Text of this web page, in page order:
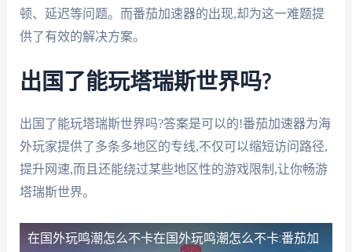
顿、延迟等问题。而番茄加速器的出现,却为这一难题提
供了有效的解决方案。
出国了能玩塔瑞斯世界吗?
出国了能玩塔瑞斯世界吗?答案是可以的!番茄加速器为海
外玩家提供了多条多地区的专线,不仅可以缩短访问路径,
提升网速,而且还能绕过某些地区性的游戏限制,让你畅游
塔瑞斯世界。
在国外玩鸣潮怎么不卡在国外玩鸣潮怎么不卡:番茄加